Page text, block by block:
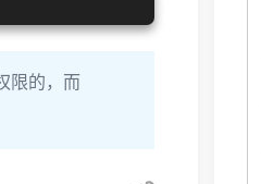
限的，而